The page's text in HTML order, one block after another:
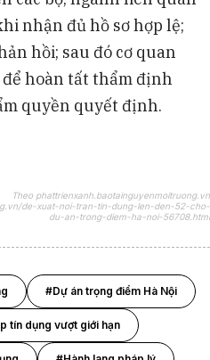
nhận đủ hồ sơ hợp lệ;
hồi; sau đó cơ quan
hoàn tất thẩm định
quyền quyết định.
Theo phattrienxanh.baotainguyenmoitruong.vn
de-xuat-noi-tran-tin-dung-len-den-52-cho-
du-an-trong-diem-ha-noi-56708.html
#Dự án trọng điểm Hà Nội
tín dụng vượt giới hạn